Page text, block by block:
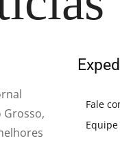
Fale
Equipe